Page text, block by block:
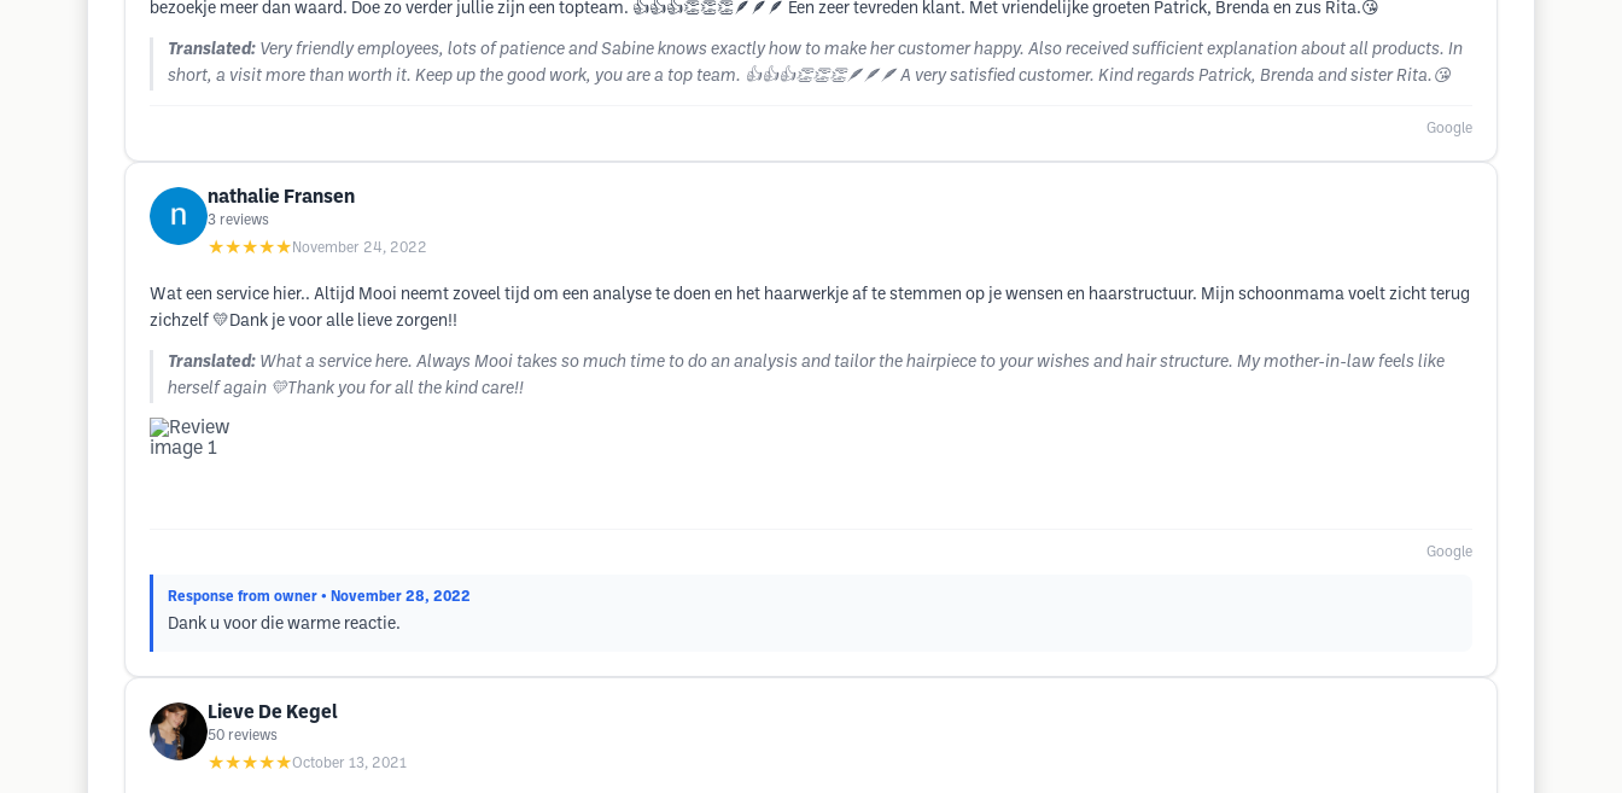
bezoekje meer dan waard. Doe zo verder jullie zijn een topteam. 👍👍👍👏👏👏🪶🪶🪶 Een zeer tevreden klant. Met vriendelijke groeten Patrick, Brenda en zus Rita.😘
Translated: Very friendly employees, lots of patience and Sabine knows exactly how to make her customer happy. Also received sufficient explanation about all products. In
short, a visit more than worth it. Keep up the good work, you are a top team. 👍👍👍👏👏👏🪶🪶🪶 A very satisfied customer. Kind regards Patrick, Brenda and sister Rita.😘
Google
nathalie Fransen
3 reviews
★★★★★ November 24, 2022
Wat een service hier.. Altijd Mooi neemt zoveel tijd om een analyse te doen en het haarwerkje af te stemmen op je wensen en haarstructuur. Mijn schoonmama voelt zicht terug
zichzelf 💛Dank je voor alle lieve zorgen!!
Translated: What a service here. Always Mooi takes so much time to do an analysis and tailor the hairpiece to your wishes and hair structure. My mother-in-law feels like
herself again 💛Thank you for all the kind care!!
Google
Response from owner • November 28, 2022
Dank u voor die warme reactie.
Lieve De Kegel
50 reviews
★★★★★October 13, 2021